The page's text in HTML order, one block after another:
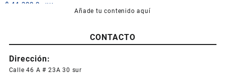
$ 44.300,0 +IVA
Añade tu contenido aquí
CONTACTO
Dirección:
Calle 46 A # 23A 30 sur